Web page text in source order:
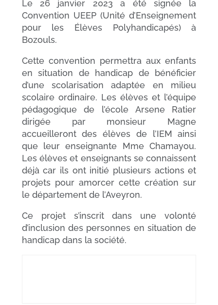
Le 26 janvier 2023 a été signée la
Convention UEEP (Unité d’Enseignement
pour les Élèves Polyhandicapés) à
Bozouls.
Cette convention permettra aux enfants
en situation de handicap de bénéficier
d’une scolarisation adaptée en milieu
scolaire ordinaire. Les élèves et l’équipe
pédagogique de l’école Arsene Ratier
dirigée par monsieur Magne
accueilleront des élèves de l’IEM ainsi
que leur enseignante Mme Chamayou.
Les élèves et enseignants se connaissent
déjà car ils ont initié plusieurs actions et
projets pour amorcer cette création sur
le département de l’Aveyron.
Ce projet s’inscrit dans une volonté
d’inclusion des personnes en situation de
handicap dans la société.